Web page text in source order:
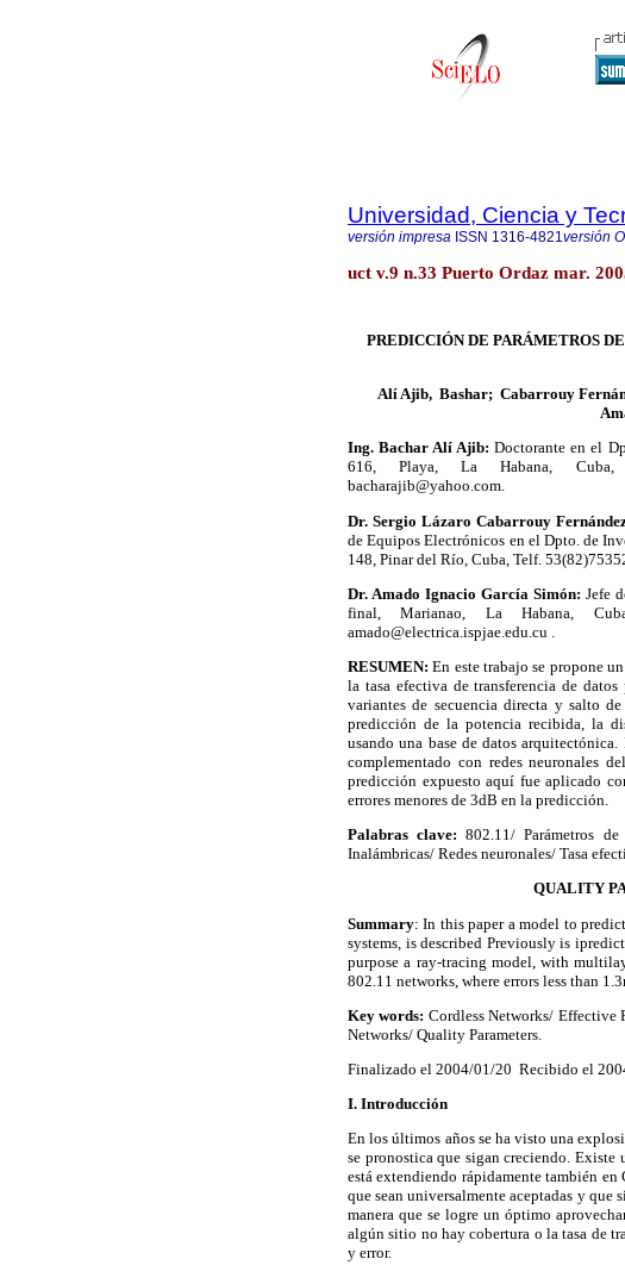
Universidad, Ciencia y
versión impresa ISSN 1316-4821versión
uct v.9 n.33 Puerto Ordaz mar.
PREDICCIÓN DE PARÁMETROS
Alí Ajib, Bashar; Cabarrouy
Ing. Bachar Alí Ajib: Doctorante en el
616, Playa, La Habana, Cuba,
bacharajib@yahoo.com.
Dr. Sergio Lázaro Cabarrouy
de Equipos Electrónicos en el Dpto. de
148, Pinar del Río, Cuba, Telf.
Dr. Amado Ignacio García Simón: Jefe
final, Marianao, La Habana,
amado@electrica.ispjae.edu.cu .
RESUMEN:En este trabajo se propone
la tasa efectiva de transferencia de datos
variantes de secuencia directa y salto
predicción de la potencia recibida, la
usando una base de datos
complementado con redes neuronales
predicción expuesto aquí fue aplicado
errores menores de 3dB en la predicción.
Palabras clave:802.11/ Parámetros
Inalámbricas/ Redes neuronales/ Tasa
QUALITY
Summary:In this paper a model to
systems, is described Previously is
purpose a ray-tracing model, with
802.11 networks, where errors less than
Key words: Cordless Networks/ Effective
Networks/ Quality Parameters.
Finalizado el 2004/01/20 Recibido el
I. Introducción
En los últimos años se ha visto una
se pronostica que sigan creciendo. Existe
está extendiendo rápidamente también en
que sean universalmente aceptadas y que
manera que se logre un óptimo
algún sitio no hay cobertura o la tasa de
y error.